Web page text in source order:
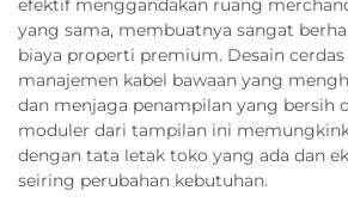
efektif menggandakan ruang
yang sama, membuatnya sangat
biaya properti premium. Desain
manajemen kabel bawaan yang
dan menjaga penampilan yang bersih
moduler dari tampilan ini
dengan tata letak toko yang ada dan
seiring perubahan kebutuhan.